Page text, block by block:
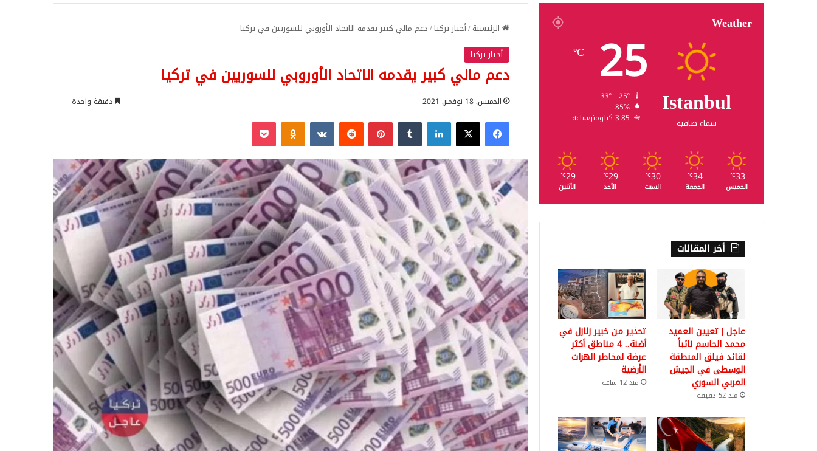
الرئيسية/أخبار تركيا/دعم مالي كبير يقدمه الاتحاد الأوروبي للسوريين في تركيا
أخبار تركيا
دعم مالي كبير يقدمه الاتحاد الأوروبي للسوريين في تركيا
الخميس, 18 نوفمبر, 2021 دقيقة واحدة
فيسبوك ‫X لينكدإن بينتيريست
Weather
Istanbul
سماء صافية
25
℃
85%
3.85 كيلومتر/ساعة
33
℃
الخميس
34
℃
الجمعة
30
℃
السبت
29
℃
الأحد
29
℃
الأثنين
أخر المقالات
عاجل | تعيين العميد
محمد الجاسم نائباً
لقائد فيلق المنطقة
الوسطى في الجيش
العربي السوري
منذ 52 دقيقة
تحذير من خبير زلازل في
أضنة.. 4 مناطق أكثر
عرضة لمخاطر الهزات
الأرضية
منذ 12 ساعة